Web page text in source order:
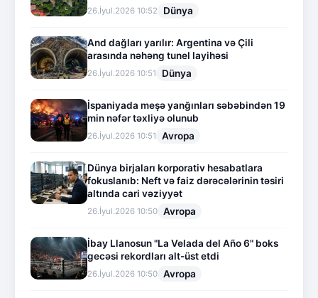
26.İyul.2026 10:52 Dünya
And dağları yarılır: Argentina və Çili
arasında nəhəng tunel layihəsi
26.İyul.2026 10:51 Dünya
İspaniyada meşə yanğınları səbəbindən 19
min nəfər təxliyə olunub
26.İyul.2026 10:51 Avropa
Dünya birjaları korporativ hesabatlara
fokuslanıb: Neft və faiz dərəcələrinin təsiri
altında cari vəziyyət
26.İyul.2026 10:50 Avropa
İbay Llanosun "La Velada del Año 6" boks
gecəsi rekordları alt-üst etdi
26.İyul.2026 10:50 Avropa